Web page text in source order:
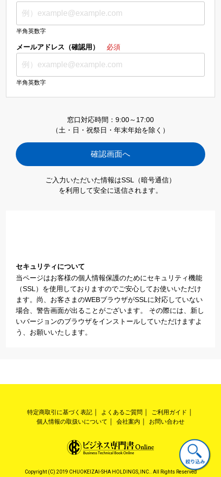
半角英数字
メールアドレス（確認用） 必須
半角英数字
窓口対応時間：9:00～17:00
（土・日・祝祭日・年末年始を除く）
ご入力いただいた情報はSSL（暗号通信）
を利用して安全に送信されます。
セキュリティについて
当ページはお客様の個人情報保護のためにセキュリティ機能
（SSL）を使用しておりますのでご安心してお使いいただけ
ます。尚、お客さまのWEBブラウザがSSLに対応していない
場合、警告画面が出ることがございます。 その際には、新し
いバージョンのブラウザをインストールしていただけますよ
う、お願いいたします。
特定商取引に基づく表記 よくあるご質問
ご利用ガイド
個人情報の取扱いについて
会社案内 お問い合わせ
Copyright (C) 2019 CHUOKEIZAI-SHA HOLDINGS, INC.. All Rights Reserved